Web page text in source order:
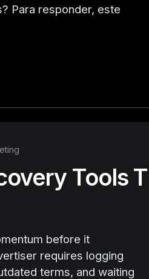
Para responder, este
Tools
before it
requires logging
terms, and waiting